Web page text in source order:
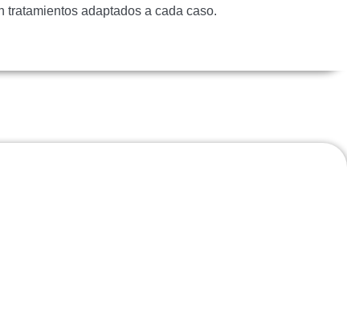
tratamientos adaptados a cada caso.